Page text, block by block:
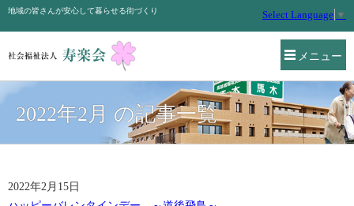
メニュー
地域の皆さんが安心して暮らせる街づくり Select Language ▼
2022年2月 の記事一覧
2022年2月15日